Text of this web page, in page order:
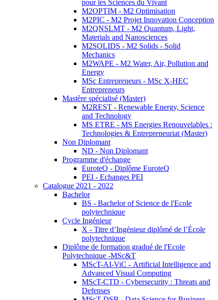
pour les Sciences du Vivant
M2OPTIM - M2 Optimisation
M2PIC - M2 Projet Innovation Conception
M2QNSLMT - M2 Quantum, Light,
Materials and Nanosciences
M2SOLIDS - M2 Solids - Solid
Mechanics
M2WAPE - M2 Water, Air, Pollution and
Energy
MSc Entrepreneurs - MSc X-HEC
Entrepreneurs
Mastère spécialisé (Master)
M2REST - Renewable Energy, Science
and Technology
MS ETRE - MS Energies Renouvelables :
Technologies & Entrepreneuriat (Master)
Non Diplomant
ND - Non Diplomant
Programme d'échange
EuroteQ - Diplôme EuroteQ
PEI - Echanges PEI
Catalogue 2021 - 2022
Bachelor
BS - Bachelor of Science de l'Ecole
polytechnique
Cycle Ingénieur
X - Titre d’Ingénieur diplômé de l’École
polytechnique
Diplôme de formation gradué de l'Ecole
Polytechnique -MSc&T
MScT-AI-ViC - Artificial Intelligence and
Advanced Visual Computing
MScT-CTD - Cybersecurity : Threats and
Defenses